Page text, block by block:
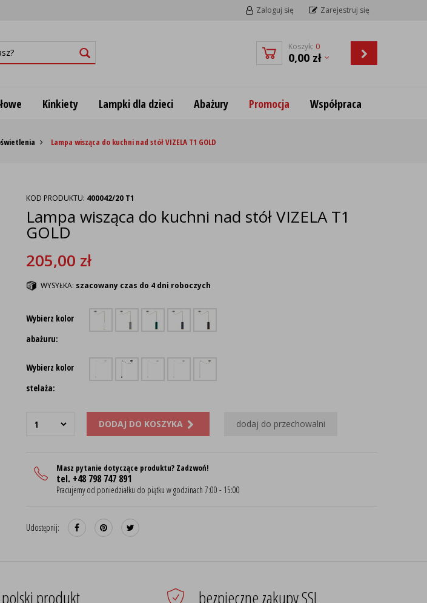
Zaloguj się Zarejestruj się
Koszyk: 0
0,00 zł
Kinkiety Lampki dla dzieci Abażury Promocja Współpraca
Lampa wisząca do kuchni nad stół VIZELA T1 GOLD
KOD PRODUKTU: 400042/20 T1
Lampa wisząca do kuchni nad stół VIZELA T1
GOLD
205,00 zł
WYSYŁKA: szacowany czas do 4 dni roboczych
Wybierz kolor
abażuru:
Wybierz kolor
stelaża:
DODAJ DO KOSZYKA dodaj do przechowalni
Masz pytanie dotyczące produktu? Zadzwoń!
tel. +48 798 747 891
Pracujemy od poniedziałku do piątku w godzinach 7:00 - 15:00
Udostępnij:
produkt bezpieczne zakupy SSL